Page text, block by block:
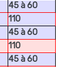
45 à 60
110
45 à 60
110
45 à 60